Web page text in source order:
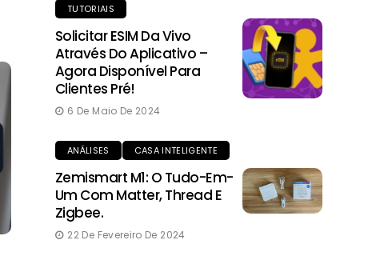
TUTORIAIS
Solicitar ESIM Da Vivo
Através Do Aplicativo –
Agora Disponível Para
Clientes Pré!
6 De Maio De 2024
ANÁLISES CASA INTELIGENTE
Zemismart M1: O Tudo-Em-
Um Com Matter, Thread E
Zigbee.
22 De Fevereiro De 2024